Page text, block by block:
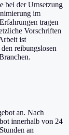
bei der Umsetzung
im
tragen
Vorschriften
ist
reibungslosen
an. Nach
innerhalb von 24
an